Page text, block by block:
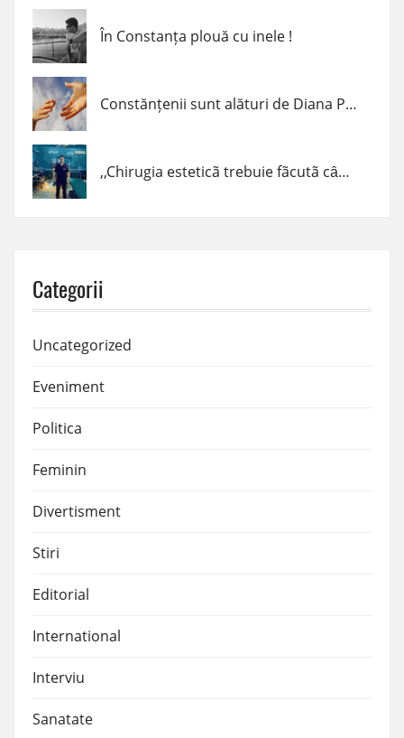
În Constanța plouă cu inele !
Constănțenii sunt alături de Diana Popescu
,,Chirugia esteticã trebuie fãcutã cȃnd trebuie, cum trebuie şi de cine trebuie!” – dr. Claudiu Podac
Categorii
Uncategorized
Eveniment
Politica
Feminin
Divertisment
Stiri
Editorial
International
Interviu
Sanatate